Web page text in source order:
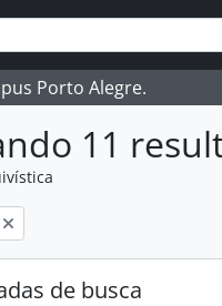
Porto Alegre.
11
de busca